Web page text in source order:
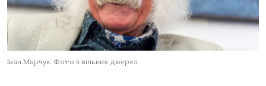
Іван Марчук. Фото з вільних джерел